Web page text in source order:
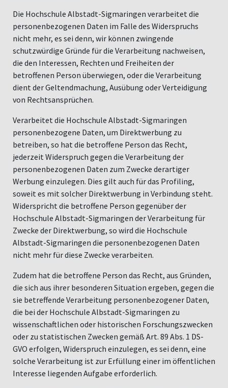
Die Hochschule Albstadt-Sigmaringen verarbeitet die
personenbezogenen Daten im Falle des Widerspruchs
nicht mehr, es sei denn, wir können zwingende
schutzwürdige Gründe für die Verarbeitung nachweisen,
die den Interessen, Rechten und Freiheiten der
betroffenen Person überwiegen, oder die Verarbeitung
dient der Geltendmachung, Ausübung oder Verteidigung
von Rechtsansprüchen.
Verarbeitet die Hochschule Albstadt-Sigmaringen
personenbezogene Daten, um Direktwerbung zu
betreiben, so hat die betroffene Person das Recht,
jederzeit Widerspruch gegen die Verarbeitung der
personenbezogenen Daten zum Zwecke derartiger
Werbung einzulegen. Dies gilt auch für das Profiling,
soweit es mit solcher Direktwerbung in Verbindung steht.
Widerspricht die betroffene Person gegenüber der
Hochschule Albstadt-Sigmaringen der Verarbeitung für
Zwecke der Direktwerbung, so wird die Hochschule
Albstadt-Sigmaringen die personenbezogenen Daten
nicht mehr für diese Zwecke verarbeiten.
Zudem hat die betroffene Person das Recht, aus Gründen,
die sich aus ihrer besonderen Situation ergeben, gegen die
sie betreffende Verarbeitung personenbezogener Daten,
die bei der Hochschule Albstadt-Sigmaringen zu
wissenschaftlichen oder historischen Forschungszwecken
oder zu statistischen Zwecken gemäß Art. 89 Abs. 1 DS-
GVO erfolgen, Widerspruch einzulegen, es sei denn, eine
solche Verarbeitung ist zur Erfüllung einer im öffentlichen
Interesse liegenden Aufgabe erforderlich.